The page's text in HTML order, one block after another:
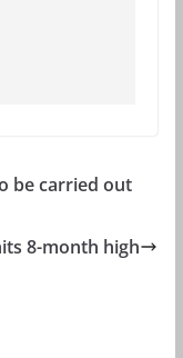
be carried out
8-month high